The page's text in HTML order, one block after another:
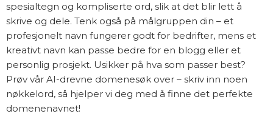
spesialtegn og kompliserte ord, slik at det blir lett å
skrive og dele. Tenk også på målgruppen din – et
profesjonelt navn fungerer godt for bedrifter, mens et
kreativt navn kan passe bedre for en blogg eller et
personlig prosjekt. Usikker på hva som passer best?
Prøv vår AI-drevne domenesøk over – skriv inn noen
nøkkelord, så hjelper vi deg med å finne det perfekte
domenenavnet!